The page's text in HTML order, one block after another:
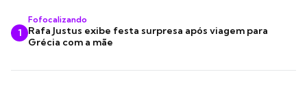
1
Fofocalizando
Rafa Justus exibe festa surpresa após viagem para
Grécia com a mãe